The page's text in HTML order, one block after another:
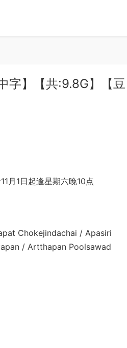
字】【共:9.8G】【豆
月1日起逢星期六晚10点
Chokejindachai / Apasiri
/ Artthapan Poolsawad